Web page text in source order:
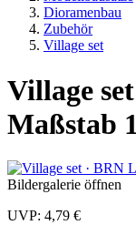
Dioramenbau
Zubehör
Village set
Village
Maßstab
Bildergalerie öffnen
UVP: 4,79 €